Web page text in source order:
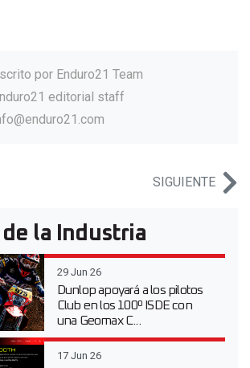
por Enduro21 Team
editorial staff
SIGUIENTE
la Industria
29 Jun 26
Dunlop apoyará a los pilotos
Club en los 100º ISDE con
una Geomax C...
17 Jun 26